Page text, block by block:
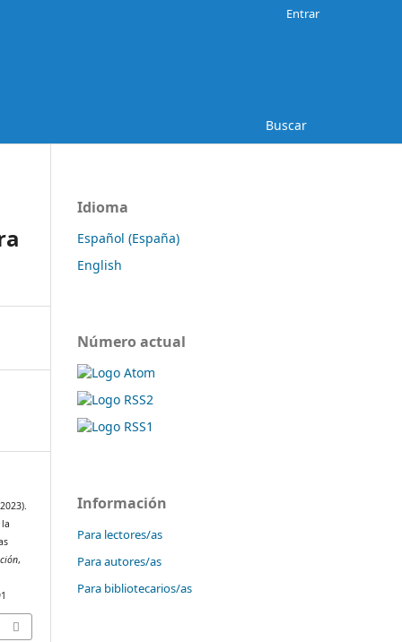
Buscar
Entrar
,
Idioma
Español (España)
English
Número actual
Información
Para lectores/as
Para autores/as
Para bibliotecarios/as